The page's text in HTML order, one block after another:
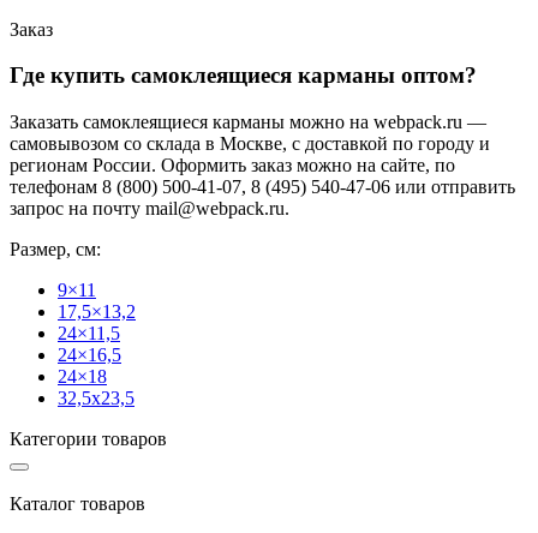
Заказ
Где купить самоклеящиеся карманы оптом?
Заказать самоклеящиеся карманы можно на webpack.ru —
самовывозом со склада в Москве, с доставкой по городу и
регионам России. Оформить заказ можно на сайте, по
телефонам 8 (800) 500-41-07, 8 (495) 540-47-06 или отправить
запрос на почту mail@webpack.ru.
Размер, см:
9×11
17,5×13,2
24×11,5
24×16,5
24×18
32,5х23,5
Категории товаров
Каталог товаров